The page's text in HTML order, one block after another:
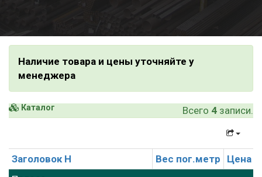
Наличие товара и цены уточняйте у
менеджера
Всего 4 записи.
Каталог
Заголовок H Вес пог.метр
Цена